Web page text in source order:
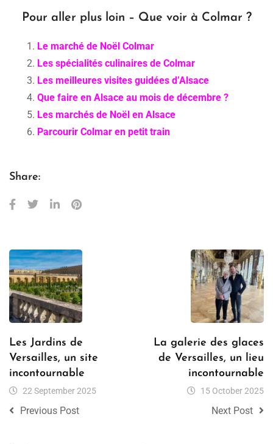
Pour aller plus loin – Que voir à Colmar ?
Le marché de Noël Colmar
Les spécialités culinaires de Colmar
Les meilleures visites guidées d’Alsace
Que faire en Alsace au mois de décembre ?
Les marchés de Noël en Alsace
Parcourir Colmar en petit train
Share:
Les Jardins de
Versailles, un site
incontournable
22 September 2025
Previous Post
La galerie des glaces
de Versailles, un lieu
incontournable
15 October 2025
Next Post